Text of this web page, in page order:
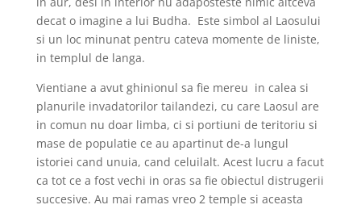
decat o imagine a lui Budha. Este simbol al Laosului
si un loc minunat pentru cateva momente de liniste,
in templul de langa.
Vientiane a avut ghinionul sa fie mereu in calea si
planurile invadatorilor tailandezi, cu care Laosul are
in comun nu doar limba, ci si portiuni de teritoriu si
mase de populatie ce au apartinut de-a lungul
istoriei cand unuia, cand celuilalt. Acest lucru a facut
ca tot ce a fost vechi in oras sa fie obiectul distrugerii
succesive. Au mai ramas vreo 2 temple si aceasta